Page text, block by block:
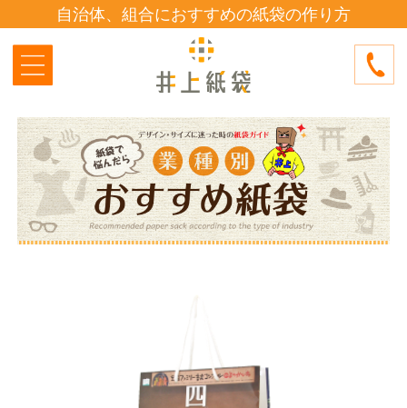
自治体、組合におすすめの紙袋の作り方